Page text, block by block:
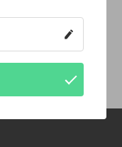
számítva